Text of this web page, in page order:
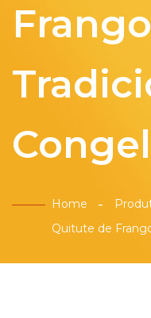
Frango
Home
Quitute de